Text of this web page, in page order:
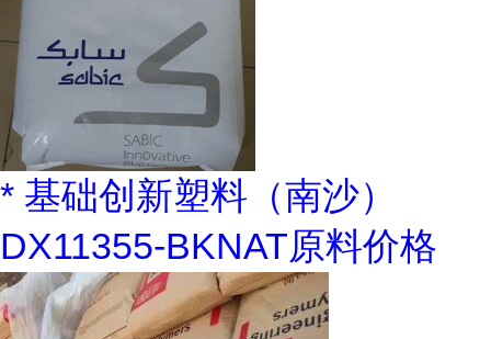
* 基础创新塑料（南沙）
DX11355-BKNAT原料价格